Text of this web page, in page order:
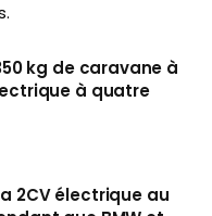
kg de caravane à
à quatre
2CV électrique au